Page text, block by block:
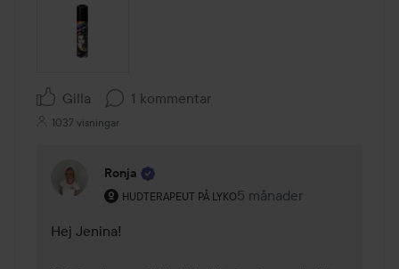
Gilla 1 kommentar
1037 visningar
Ronja
HUDTERAPEUT PÅ LYKO
Användarens roll: Hudterapeut på Lyko.
5 månader
Kommentaren lades 5
Hej Jenina!